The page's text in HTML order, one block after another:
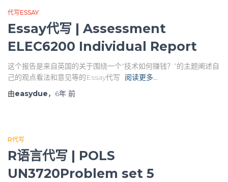
代写ESSAY
Essay代写 | Assessment
ELEC6200 Individual Report
这个报告是来自英国的关于围绕一个“技术如何赚钱？”的主题阐述自
己的观点看法和意见等的Essay代写
阅读更多…
由easydue， 6年 前
R代写
R语言代写 | POLS
UN3720Problem set 5